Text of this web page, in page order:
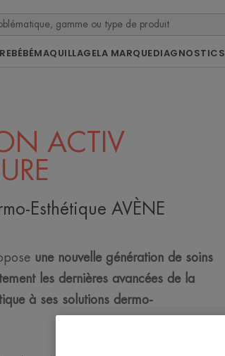
BÉBÉMAQUILLAGELA MARQUEDIAGNOSTICS
ACTIV
Esthétique AVÈNE
une nouvelle génération de soins
les dernières avancées de la
à ses solutions dermo-